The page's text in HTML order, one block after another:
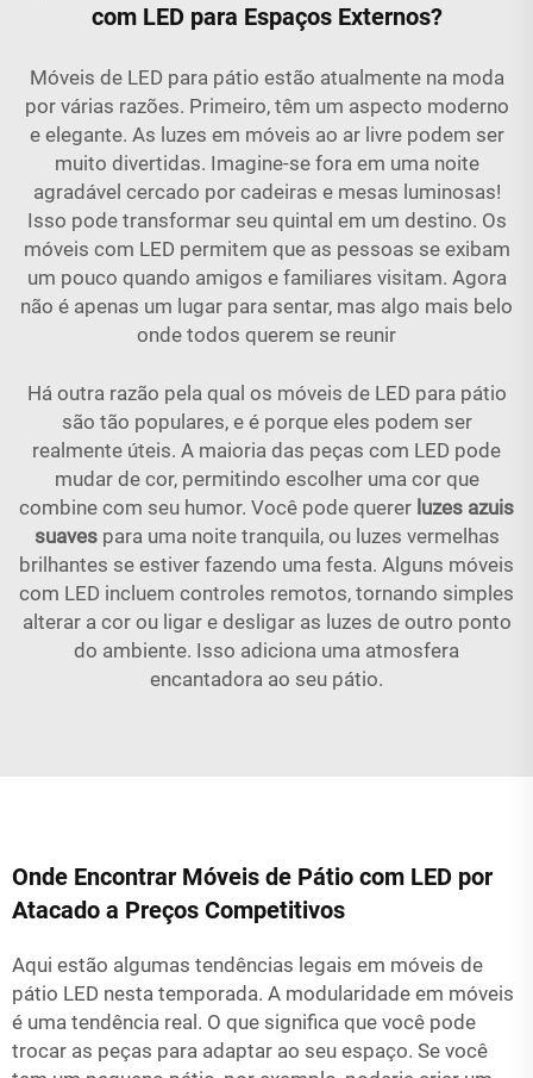
com LED para Espaços Externos?
Móveis de LED para pátio estão atualmente na moda
por várias razões. Primeiro, têm um aspecto moderno
e elegante. As luzes em móveis ao ar livre podem ser
muito divertidas. Imagine-se fora em uma noite
agradável cercado por cadeiras e mesas luminosas!
Isso pode transformar seu quintal em um destino. Os
móveis com LED permitem que as pessoas se exibam
um pouco quando amigos e familiares visitam. Agora
não é apenas um lugar para sentar, mas algo mais belo
onde todos querem se reunir
Há outra razão pela qual os móveis de LED para pátio
são tão populares, e é porque eles podem ser
realmente úteis. A maioria das peças com LED pode
mudar de cor, permitindo escolher uma cor que
combine com seu humor. Você pode querer luzes azuis
suaves para uma noite tranquila, ou luzes vermelhas
brilhantes se estiver fazendo uma festa. Alguns móveis
com LED incluem controles remotos, tornando simples
alterar a cor ou ligar e desligar as luzes de outro ponto
do ambiente. Isso adiciona uma atmosfera
encantadora ao seu pátio.
Onde Encontrar Móveis de Pátio com LED por
Atacado a Preços Competitivos
Aqui estão algumas tendências legais em móveis de
pátio LED nesta temporada. A modularidade em móveis
é uma tendência real. O que significa que você pode
trocar as peças para adaptar ao seu espaço. Se você